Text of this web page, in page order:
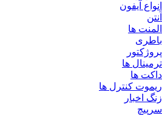
انواع آیفون
آنتن
المنت ها
باطری
پروژکتور
ترمینال ها
داکت ها
ریموت کنترل ها
زنگ اخبار
سرپیچ